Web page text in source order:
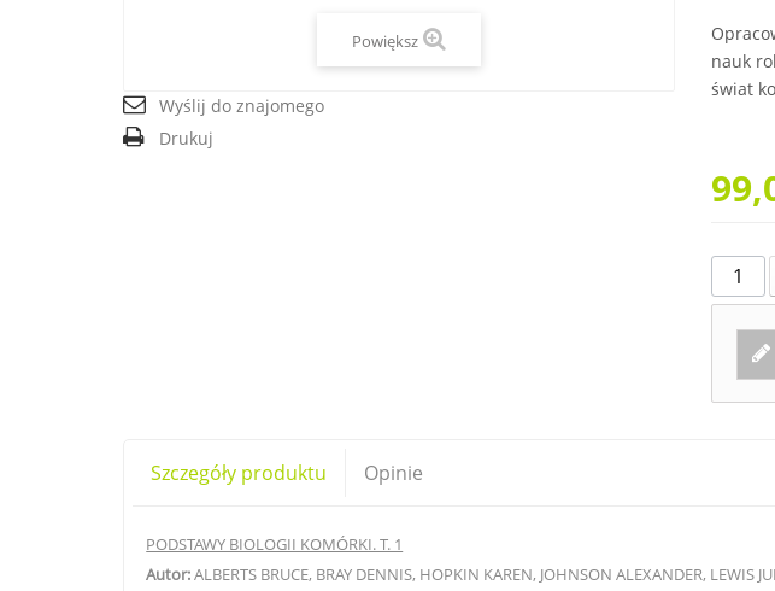
Powiększ
Wyślij do znajomego
Drukuj
nauk
świat
Szczegóły produktu Opinie
PODSTAWY BIOLOGII KOMÓRKI. T. 1
Autor:ALBERTS BRUCE, BRAY DENNIS, HOPKIN KAREN, JOHNSON ALEXANDER, LEWIS